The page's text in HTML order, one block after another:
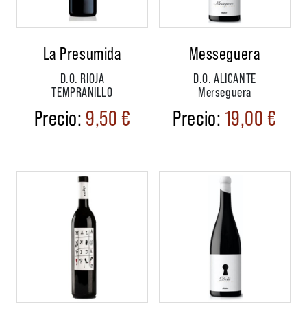
La Presumida
D.O. RIOJA
TEMPRANILLO
9,50€
Messeguera
D.O. ALICANTE
Merseguera
19,00€